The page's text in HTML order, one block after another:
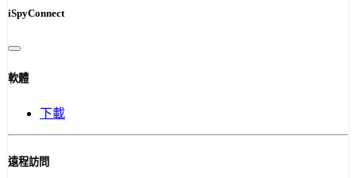
iSpyConnect
軟體
下載
遠程訪問